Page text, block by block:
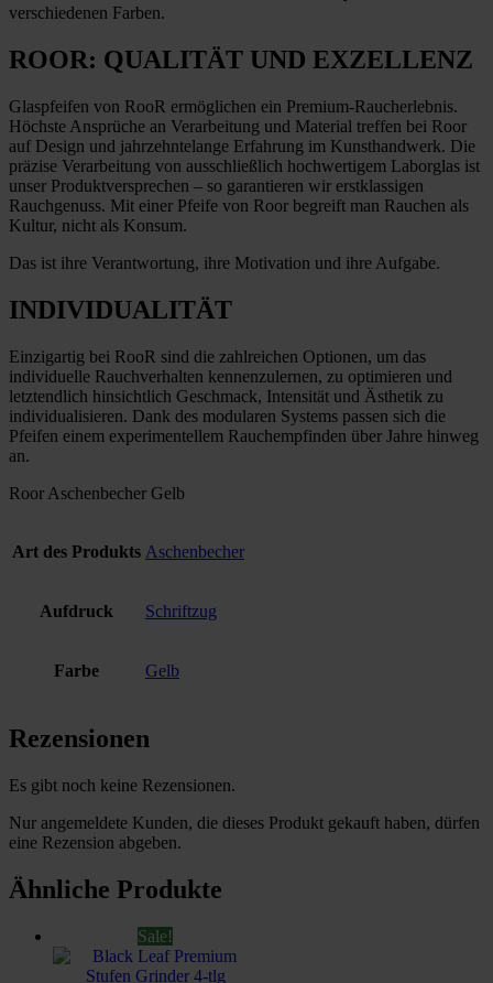
verschiedenen Farben.
ROOR: QUALITÄT UND EXZELLENZ
Glaspfeifen von RooR ermöglichen ein Premium-Raucherlebnis.
Höchste Ansprüche an Verarbeitung und Material treffen bei Roor
auf Design und jahrzehntelange Erfahrung im Kunsthandwerk. Die
präzise Verarbeitung von ausschließlich hochwertigem Laborglas ist
unser Produktversprechen – so garantieren wir erstklassigen
Rauchgenuss. Mit einer Pfeife von Roor begreift man Rauchen als
Kultur, nicht als Konsum.
Das ist ihre Verantwortung, ihre Motivation und ihre Aufgabe.
INDIVIDUALITÄT
Einzigartig bei RooR sind die zahlreichen Optionen, um das
individuelle Rauchverhalten kennenzulernen, zu optimieren und
letztendlich hinsichtlich Geschmack, Intensität und Ästhetik zu
individualisieren. Dank des modularen Systems passen sich die
Pfeifen einem experimentellem Rauchempfinden über Jahre hinweg
an.
Roor Aschenbecher Gelb
Art des Produkts Aschenbecher
Aufdruck Schriftzug
Farbe Gelb
Rezensionen
Es gibt noch keine Rezensionen.
Nur angemeldete Kunden, die dieses Produkt gekauft haben, dürfen
eine Rezension abgeben.
Ähnliche Produkte
Sale!